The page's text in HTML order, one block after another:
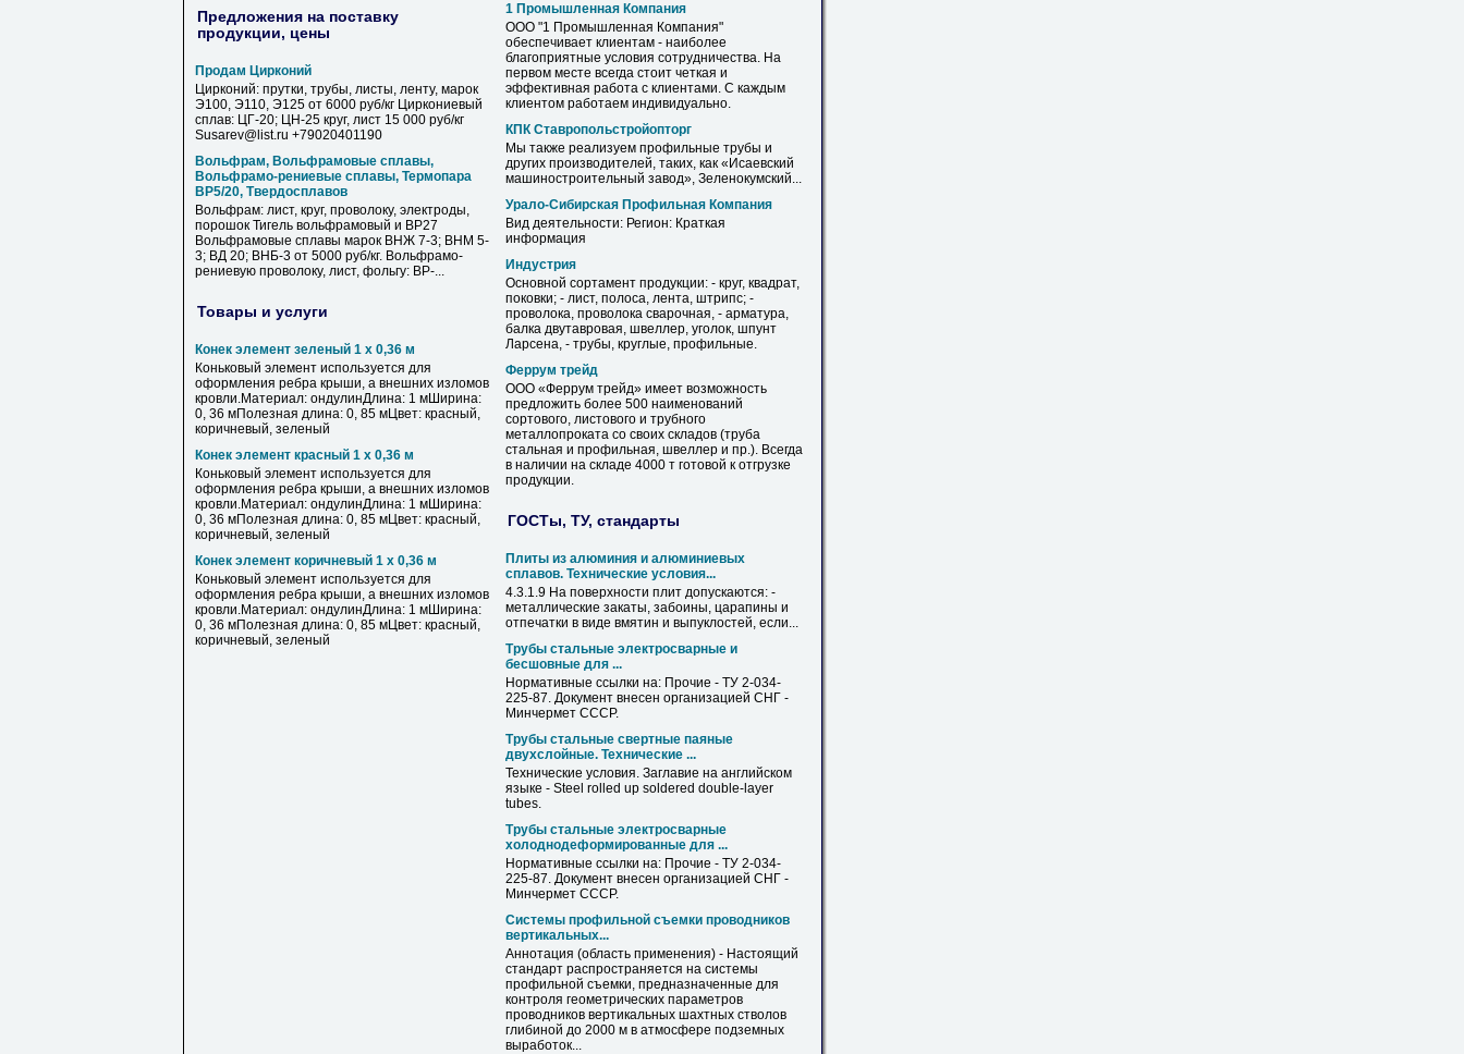
Предложения на поставку
продукции, цены
Продам Цирконий
Цирконий: прутки, трубы, листы, ленту, марок
Э100, Э110, Э125 от 6000 руб/кг Циркониевый
сплав: ЦГ-20; ЦН-25 круг, лист 15 000 руб/кг
Susarev@list.ru +79020401190
Вольфрам, Вольфрамовые сплавы,
Вольфрамо-рениевые сплавы, Термопара
ВР5/20, Твердосплавов
Вольфрам: лист, круг, проволоку, электроды,
порошок Тигель вольфрамовый и ВР27
Вольфрамовые сплавы марок ВНЖ 7-3; ВНМ 5-
3; ВД 20; ВНБ-3 от 5000 руб/кг. Вольфрамо-
рениевую проволоку, лист, фольгу: ВР-...
Товары и услуги
Конек элемент зеленый 1 х 0,36 м
Коньковый элемент используется для
оформления ребра крыши, а внешних изломов
кровли.Материал: ондулинДлина: 1 мШирина:
0, 36 мПолезная длина: 0, 85 мЦвет: красный,
коричневый, зеленый
Конек элемент красный 1 х 0,36 м
Коньковый элемент используется для
оформления ребра крыши, а внешних изломов
кровли.Материал: ондулинДлина: 1 мШирина:
0, 36 мПолезная длина: 0, 85 мЦвет: красный,
коричневый, зеленый
Конек элемент коричневый 1 х 0,36 м
Коньковый элемент используется для
оформления ребра крыши, а внешних изломов
кровли.Материал: ондулинДлина: 1 мШирина:
0, 36 мПолезная длина: 0, 85 мЦвет: красный,
коричневый, зеленый
1 Промышленная Компания
ООО "1 Промышленная Компания"
обеспечивает клиентам - наиболее
благоприятные условия сотрудничества. На
первом месте всегда стоит четкая и
эффективная работа с клиентами. С каждым
клиентом работаем индивидуально.
КПК Ставропольстройопторг
Мы также реализуем профильные трубы и
других производителей, таких, как «Исаевский
машиностроительный завод», Зеленокумский...
Урало-Сибирская Профильная Компания
Вид деятельности: Регион: Краткая
информация
Индустрия
Основной сортамент продукции: - круг, квадрат,
поковки; - лист, полоса, лента, штрипс; -
проволока, проволока сварочная, - арматура,
балка двутавровая, швеллер, уголок, шпунт
Ларсена, - трубы, круглые, профильные.
Феррум трейд
ООО «Феррум трейд» имеет возможность
предложить более 500 наименований
сортового, листового и трубного
металлопроката со своих складов (труба
стальная и профильная, швеллер и пр.). Всегда
в наличии на складе 4000 т готовой к отгрузке
продукции.
ГОСТы, ТУ, стандарты
Плиты из алюминия и алюминиевых
сплавов. Технические условия...
4.3.1.9 На поверхности плит допускаются: -
металлические закаты, забоины, царапины и
отпечатки в виде вмятин и выпуклостей, если...
Трубы стальные электросварные и
бесшовные для ...
Нормативные ссылки на: Прочие - ТУ 2-034-
225-87. Документ внесен организацией СНГ -
Минчермет СССР.
Трубы стальные свертные паяные
двухслойные. Технические ...
Технические условия. Заглавие на английском
языке - Steel rolled up soldered double-layer
tubes.
Трубы стальные электросварные
холоднодеформированные для ...
Нормативные ссылки на: Прочие - ТУ 2-034-
225-87. Документ внесен организацией СНГ -
Минчермет СССР.
Системы профильной съемки проводников
вертикальных...
Аннотация (область применения) - Настоящий
стандарт распространяется на системы
профильной съемки, предназначенные для
контроля геометрических параметров
проводников вертикальных шахтных стволов
глибиной до 2000 м в атмосфере подземных
выработок...